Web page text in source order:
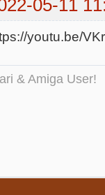
05-11
youtu.be/
& Amiga User!